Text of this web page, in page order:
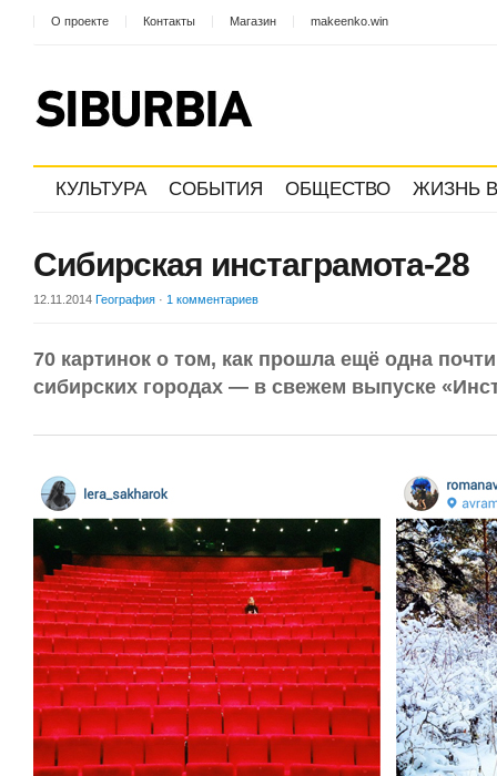
О проекте Контакты Магазин makeenko.win
КУЛЬТУРА СОБЫТИЯ ОБЩЕСТВО ЖИЗНЬ
Сибирская инстаграмота-28
12.11.2014 География · 1 комментариев
70 картинок о том, как прошла ещё одна
сибирских городах — в свежем выпуске